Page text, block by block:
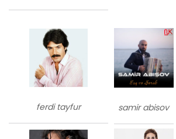
ferdi tayfur samir abisov